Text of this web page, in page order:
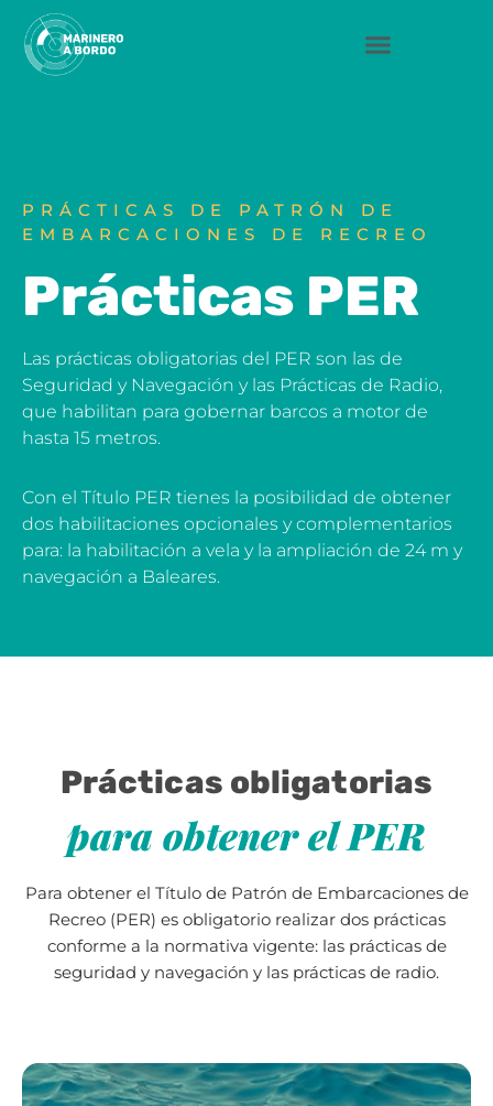
Saltar
PRÁCTICAS DE PATRÓN DE
EMBARCACIONES DE RECREO
Prácticas PER
Las prácticas obligatorias del PER son las de
Seguridad y Navegación y las Prácticas de Radio,
que habilitan para gobernar barcos a motor de
hasta 15 metros.
Con el Título PER tienes la posibilidad de obtener
dos habilitaciones opcionales y complementarios
para: la habilitación a vela y la ampliación de 24 m y
navegación a Baleares.
Prácticas obligatorias
para obtener el PER
Para obtener el Título de Patrón de Embarcaciones de
Recreo (PER) es obligatorio realizar dos prácticas
conforme a la normativa vigente: las prácticas de
seguridad y navegación y las prácticas de radio.